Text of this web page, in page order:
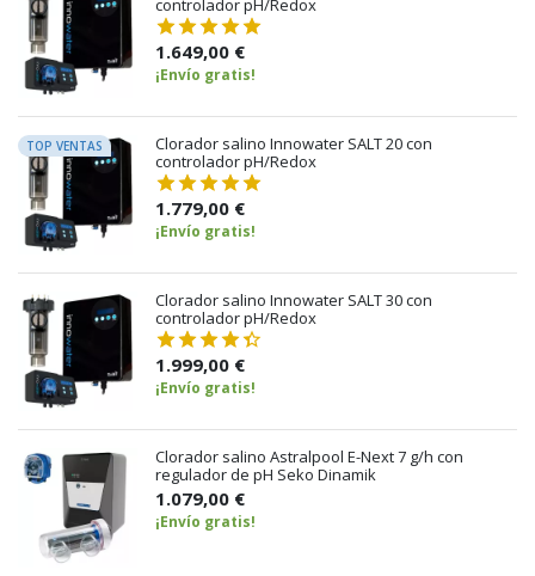
controlador pH/Redox
1.649,00 €
¡Envío gratis!
TOP VENTAS
Clorador salino Innowater SALT 20 con
controlador pH/Redox
1.779,00 €
¡Envío gratis!
Clorador salino Innowater SALT 30 con
controlador pH/Redox
1.999,00 €
¡Envío gratis!
Clorador salino Astralpool E-Next 7 g/h con
regulador de pH Seko Dinamik
1.079,00 €
¡Envío gratis!